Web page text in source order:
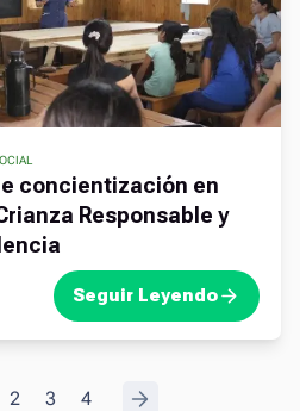
concientización en
Responsable y
Seguir Leyendo
2 3 4